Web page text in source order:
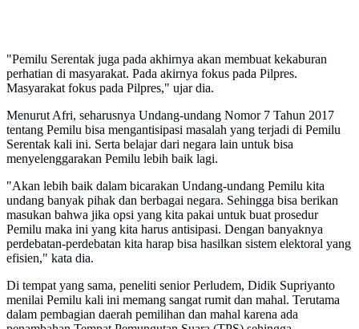
"Pemilu Serentak juga pada akhirnya akan membuat kekaburan
perhatian di masyarakat. Pada akirnya fokus pada Pilpres.
Masyarakat fokus pada Pilpres," ujar dia.
Menurut Afri, seharusnya Undang-undang Nomor 7 Tahun 2017
tentang Pemilu bisa mengantisipasi masalah yang terjadi di Pemilu
Serentak kali ini. Serta belajar dari negara lain untuk bisa
menyelenggarakan Pemilu lebih baik lagi.
"Akan lebih baik dalam bicarakan Undang-undang Pemilu kita
undang banyak pihak dan berbagai negara. Sehingga bisa berikan
masukan bahwa jika opsi yang kita pakai untuk buat prosedur
Pemilu maka ini yang kita harus antisipasi. Dengan banyaknya
perdebatan-perdebatan kita harap bisa hasilkan sistem elektoral yang
efisien," kata dia.
Di tempat yang sama, peneliti senior Perludem, Didik Supriyanto
menilai Pemilu kali ini memang sangat rumit dan mahal. Terutama
dalam pembagian daerah pemilihan dan mahal karena ada